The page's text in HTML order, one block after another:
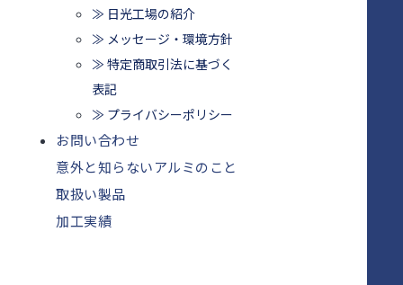
≫ 日光工場の紹介
≫ メッセージ・環境方針
≫ 特定商取引法に基づく
表記
≫ プライバシーポリシー
お問い合わせ
意外と知らないアルミのこと
取扱い製品
加工実績